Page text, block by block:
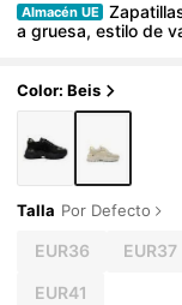
Almacén UE
a gruesa, estilo de
Color: Beis
Talla Por Defecto
EUR36 EUR37
EUR41